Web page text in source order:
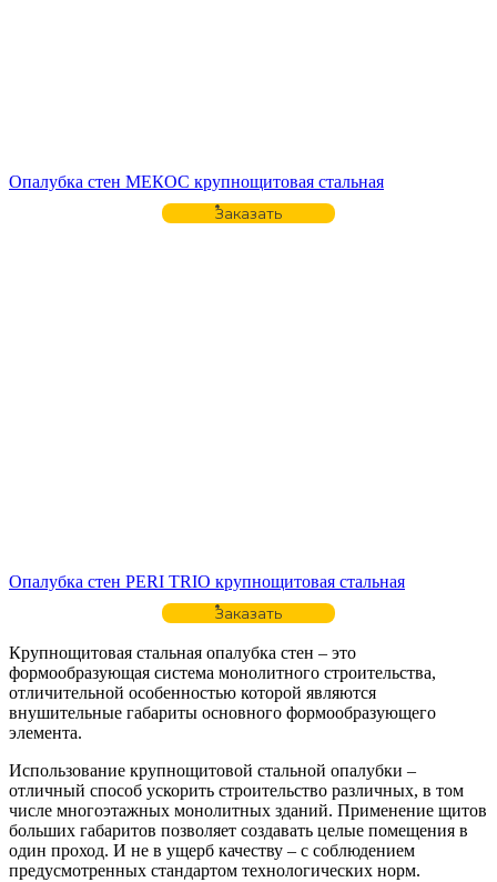
Опалубка стен МЕКОС крупнощитовая стальная
Заказать
Опалубка стен PERI TRIO крупнощитовая стальная
Заказать
Крупнощитовая стальная опалубка стен – это
формообразующая система монолитного строительства,
отличительной особенностью которой являются
внушительные габариты основного формообразующего
элемента.
Использование крупнощитовой стальной опалубки –
отличный способ ускорить строительство различных, в том
числе многоэтажных монолитных зданий. Применение щитов
больших габаритов позволяет создавать целые помещения в
один проход. И не в ущерб качеству – с соблюдением
предусмотренных стандартом технологических норм.